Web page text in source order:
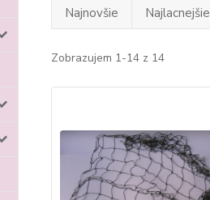
Najnovšie Najlacnejšie
Zobrazujem 1-14 z 14